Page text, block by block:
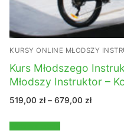
KURSY ONLINE MŁODSZY
Kurs Młodszego
Młodszy Instruktor –
519,00 zł – 679,00 złZakres